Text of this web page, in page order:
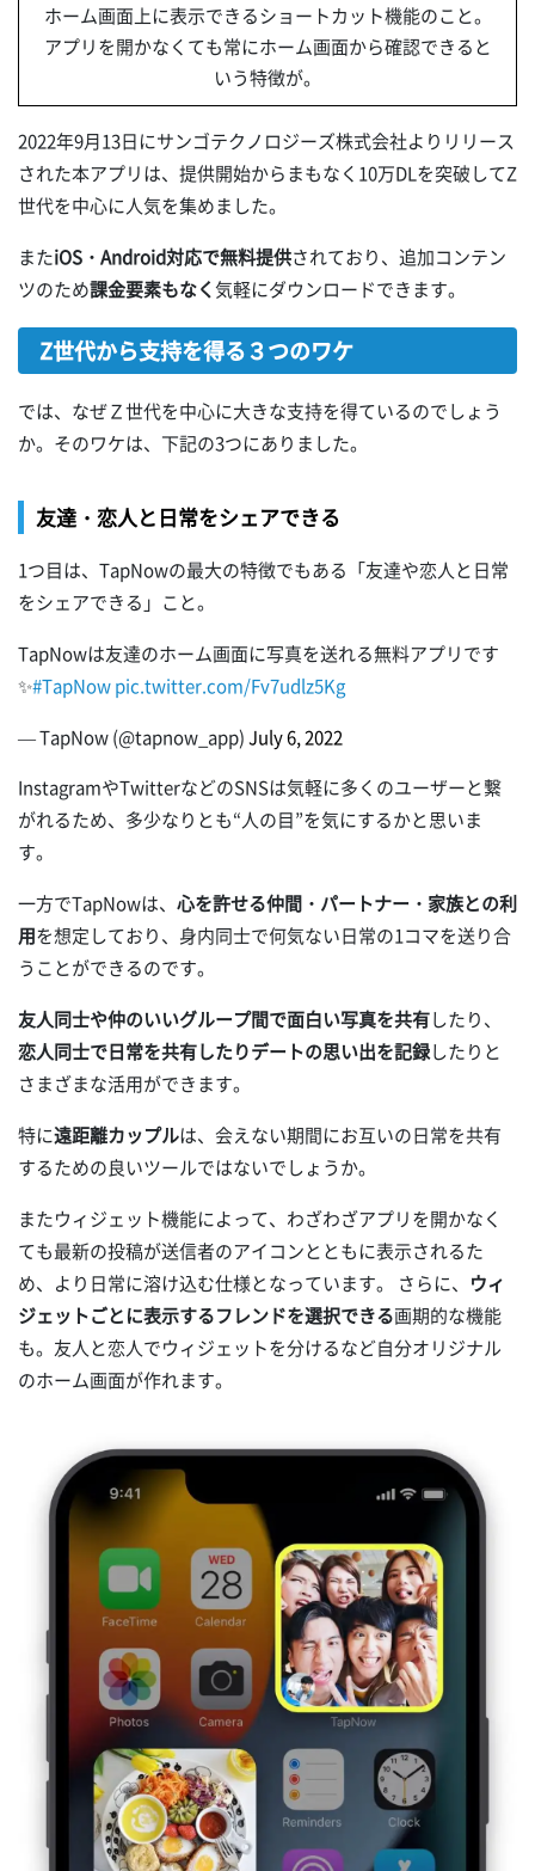
ホーム画面上に表示できるショートカット機能のこと。
アプリを開かなくても常にホーム画面から確認できると
いう特徴が。
2022年9月13日にサンゴテクノロジーズ株式会社よりリリース
された本アプリは、提供開始からまもなく10万DLを突破してZ
世代を中心に人気を集めました。
またiOS・Android対応で無料提供されており、追加コンテン
ツのため課金要素もなく気軽にダウンロードできます。
Z世代から支持を得る３つのワケ
では、なぜＺ世代を中心に大きな支持を得ているのでしょう
か。そのワケは、下記の3つにありました。
友達・恋人と日常をシェアできる
1つ目は、TapNowの最大の特徴でもある「友達や恋人と日常
をシェアできる」こと。
TapNowは友達のホーム画面に写真を送れる無料アプリです
✨#TapNowpic.twitter.com/Fv7udlz5Kg
— TapNow (@tapnow_app)July 6, 2022
InstagramやTwitterなどのSNSは気軽に多くのユーザーと繋
がれるため、多少なりとも“人の目”を気にするかと思いま
す。
一方でTapNowは、 心を許せる仲間・パートナー・家族との利
用を想定しており、身内同士で何気ない日常の1コマを送り合
うことができるのです。
友人同士や仲のいいグループ間で面白い写真を共有したり、
恋人同士で日常を共有したりデートの思い出を記録したりと
さまざまな活用ができます。
特に遠距離カップルは、会えない期間にお互いの日常を共有
するための良いツールではないでしょうか。
またウィジェット機能によって、わざわざアプリを開かなく
ても最新の投稿が送信者のアイコンとともに表示されるた
め、より日常に溶け込む仕様となっています。 さらに、 ウィ
ジェットごとに表示するフレンドを選択できる画期的な機能
も。友人と恋人でウィジェットを分けるなど自分オリジナル
のホーム画面が作れます。